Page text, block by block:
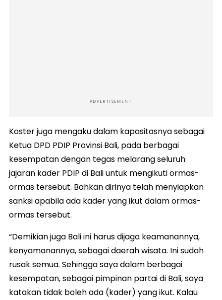
ADVERTISEMENT
Koster juga mengaku dalam kapasitasnya sebagai
Ketua DPD PDIP Provinsi Bali, pada berbagai
kesempatan dengan tegas melarang seluruh
jajaran kader PDIP di Bali untuk mengikuti ormas-
ormas tersebut. Bahkan dirinya telah menyiapkan
sanksi apabila ada kader yang ikut dalam ormas-
ormas tersebut.
“Demikian juga Bali ini harus dijaga keamanannya,
kenyamanannya, sebagai daerah wisata. Ini sudah
rusak semua. Sehingga saya dalam berbagai
kesempatan, sebagai pimpinan partai di Bali, saya
katakan tidak boleh ada (kader) yang ikut. Kalau